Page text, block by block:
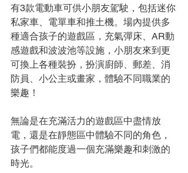
有3款電動車可供小朋友駕駛，包括迷你
私家車、電單車和推土機。場內提供多
種適合孩子的遊戲區，充氣彈床、AR動
感遊戲和波波池等設施，小朋友來到更
可換上各種裝扮，扮演廚師、郵差、消
防員、小公主或畫家，體驗不同職業的
樂趣！
無論是在充滿活力的遊戲區中盡情放
電，還是在靜態區中體驗不同的角色，
孩子們都能度過一個充滿樂趣和刺激的
時光。